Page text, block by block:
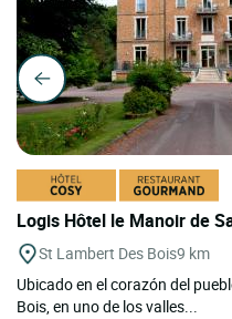
Logis Hôtel le Manoir de
St Lambert Des Bois9 km
Ubicado en el corazón del
Bois, en uno de los valles...